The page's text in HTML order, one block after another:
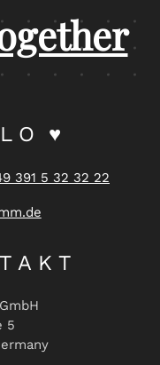
O ♥
391 5 32 32 22
A K T
5